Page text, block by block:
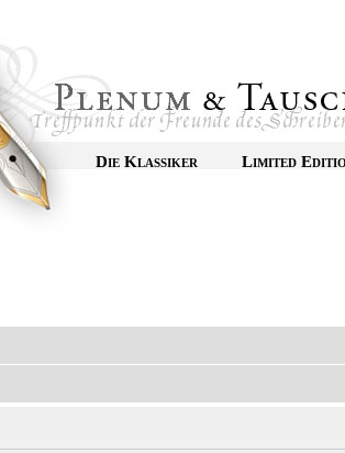
Die Klassiker Limited